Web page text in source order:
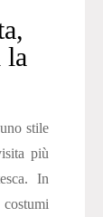
la
stile
più
In